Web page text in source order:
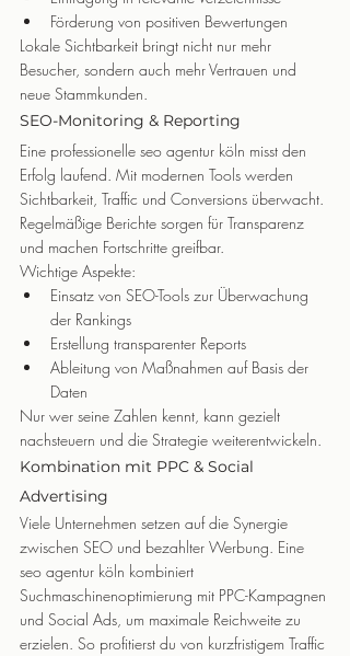
Förderung von positiven Bewertungen
Lokale Sichtbarkeit bringt nicht nur mehr
Besucher, sondern auch mehr Vertrauen und
neue Stammkunden.
SEO-Monitoring & Reporting
Eine professionelle seo agentur köln misst den
Erfolg laufend. Mit modernen Tools werden
Sichtbarkeit, Traffic und Conversions überwacht.
Regelmäßige Berichte sorgen für Transparenz
und machen Fortschritte greifbar.
Wichtige Aspekte:
Einsatz von SEO-Tools zur Überwachung
der Rankings
Erstellung transparenter Reports
Ableitung von Maßnahmen auf Basis der
Daten
Nur wer seine Zahlen kennt, kann gezielt
nachsteuern und die Strategie weiterentwickeln.
Kombination mit PPC & Social
Advertising
Viele Unternehmen setzen auf die Synergie
zwischen SEO und bezahlter Werbung. Eine
seo agentur köln kombiniert
Suchmaschinenoptimierung mit PPC-Kampagnen
und Social Ads, um maximale Reichweite zu
erzielen. So profitierst du von kurzfristigem Traffic